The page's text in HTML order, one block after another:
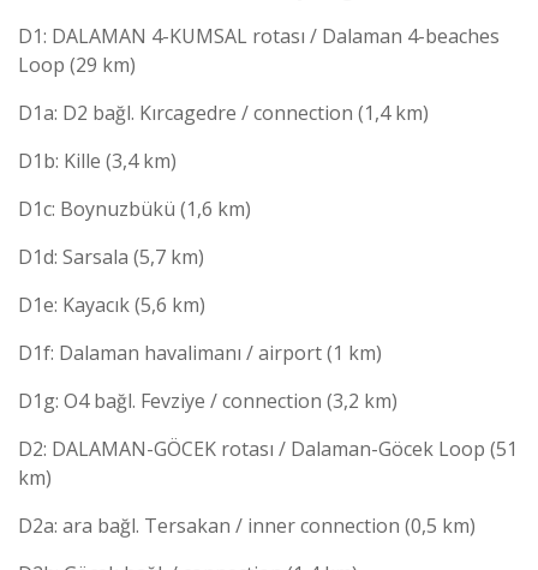
D1: DALAMAN 4-KUMSAL rotası / Dalaman 4-beaches
Loop (29 km)
D1a: D2 bağl. Kırcagedre / connection (1,4 km)
D1b: Kille (3,4 km)
D1c: Boynuzbükü (1,6 km)
D1d: Sarsala (5,7 km)
D1e: Kayacık (5,6 km)
D1f: Dalaman havalimanı / airport (1 km)
D1g: O4 bağl. Fevziye / connection (3,2 km)
D2: DALAMAN-GÖCEK rotası / Dalaman-Göcek Loop (51
km)
D2a: ara bağl. Tersakan / inner connection (0,5 km)